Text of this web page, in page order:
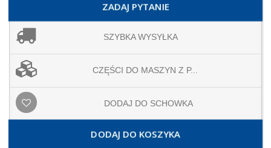
ZADAJ PYTANIE
SZYBKA WYSYŁKA
CZĘŚCI DO MASZYN Z P...
DODAJ DO SCHOWKA
DODAJ DO KOSZYKA